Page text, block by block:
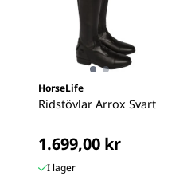
HorseLife
Ridstövlar Arrox Svart
1.699,00 kr
I lager